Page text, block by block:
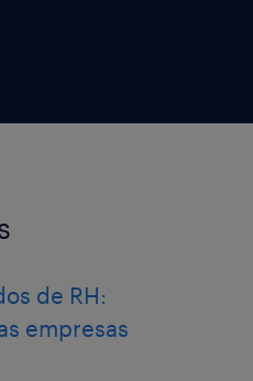
de RH:
empresas